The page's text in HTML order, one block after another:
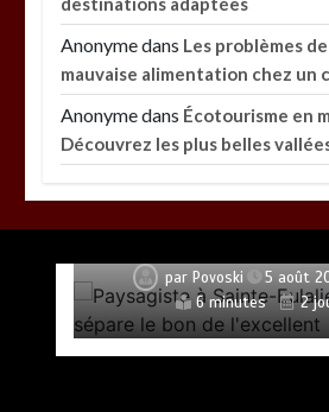
Anonymedans Les problèmes
mauvaise alimentation chez un
Anonymedans Écotourisme en
Découvrez les plus belles
Paysagiste à Sainte-Eulalie : ce
de l’excellent
par Povoski 5 août
6 minutes
2